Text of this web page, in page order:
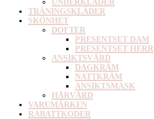
UNDERKLÄDER
TRÄNINGSKLÄDER
SKÖNHET
DOFTER
PRESENTSET DAM
PRESENTSET HERR
ANSIKTSVÅRD
DAGKRÄM
NATTKRÄM
ANSIKTSMASK
HÅRVÅRD
VARUMÄRKEN
RABATTKODER